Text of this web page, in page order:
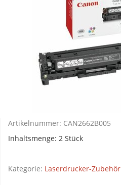
Artikelnummer: CAN2662B005
Inhaltsmenge: 2 Stück
Kategorie: Laserdrucker-Zubehör